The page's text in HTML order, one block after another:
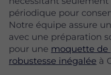
périodique pour
Notre équipe assure
avec une préparation
pour une moquette de
robustesse inégalée à